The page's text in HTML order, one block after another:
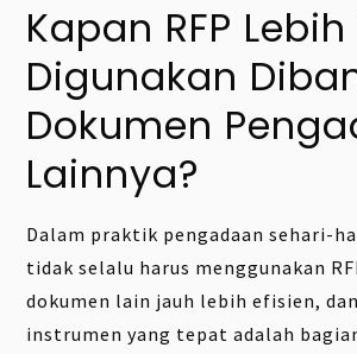
Kapan RFP
Digunakan
Dokumen
Lainnya?
Dalam praktik pengadaan sehari-
tidak selalu harus menggunakan
dokumen lain jauh lebih efisien,
instrumen yang tepat adalah